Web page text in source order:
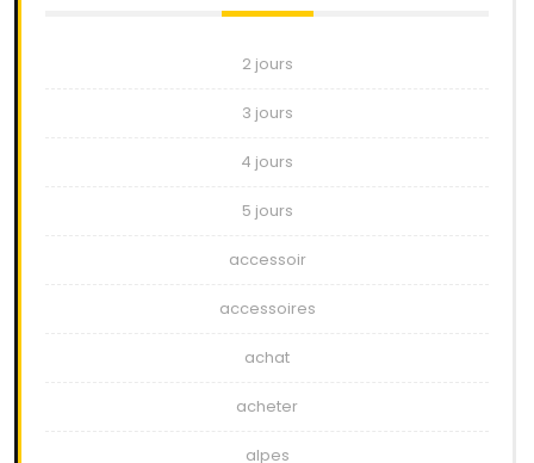
2 jours
3 jours
4 jours
5 jours
accessoir
accessoires
achat
acheter
alpes